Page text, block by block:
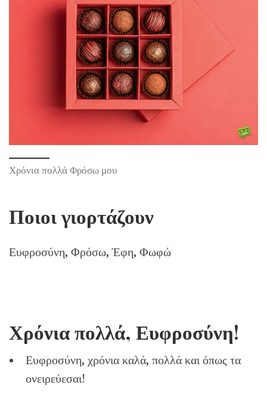
Χρόνια πολλά Φρόσω μου
Ποιοι γιορτάζουν
Ευφροσύνη, Φρόσω, Έφη, Φωφώ
Χρόνια πολλά, Ευφροσύνη!
Ευφροσύνη, χρόνια καλά, πολλά και όπως τα
ονειρεύεσαι!